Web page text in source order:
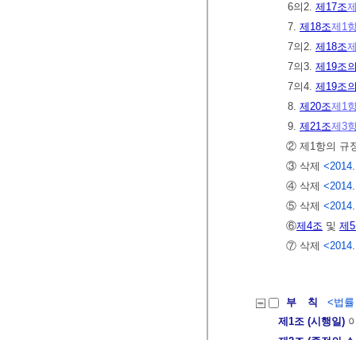
6의2. 제17조
7. 제18조제1
7의2. 제18조
7의3. 제19조
7의4. 제19조
8. 제20조제1
9. 제21조제3
② 제1항의 규
③ 삭제
④ 삭제
⑤ 삭제
⑥제4조 및 제
⑦ 삭제
부 칙
<법
제1조 (시행일)